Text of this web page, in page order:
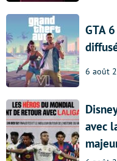
GTA
6 août
avec